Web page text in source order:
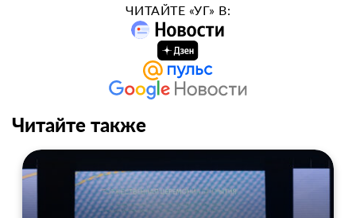
ЧИТАЙТЕ «УГ» В:
Читайте также